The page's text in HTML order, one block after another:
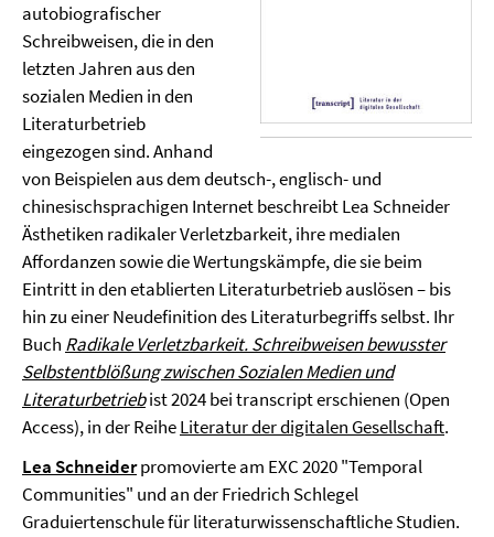
autobiografischer
Schreibweisen, die in den
letzten Jahren aus den
sozialen Medien in den
Literaturbetrieb
eingezogen sind. Anhand
von Beispielen aus dem deutsch-, englisch- und
chinesischsprachigen Internet beschreibt Lea Schneider
Ästhetiken radikaler Verletzbarkeit, ihre medialen
Affordanzen sowie die Wertungskämpfe, die sie beim
Eintritt in den etablierten Literaturbetrieb auslösen – bis
hin zu einer Neudefinition des Literaturbegriffs selbst. Ihr
Buch Radikale Verletzbarkeit. Schreibweisen bewusster
Selbstentblößung zwischen Sozialen Medien und
Literaturbetriebist 2024 bei transcript erschienen (Open
Access), in der ReiheLiteratur der digitalen Gesellschaft.
Lea Schneiderpromovierte am EXC 2020 "Temporal
Communities" und an der Friedrich Schlegel
Graduiertenschule für literaturwissenschaftliche Studien.